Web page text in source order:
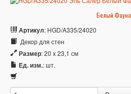
Белый Фауна
Артикул: HGD/A335/24020
Декор для стен
Размер: 20 x 23,1 см
Ед. изм.: шт.